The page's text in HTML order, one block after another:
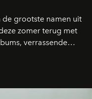
de grootste namen uit
zomer terug met
verrassende
projecten: dit zijn